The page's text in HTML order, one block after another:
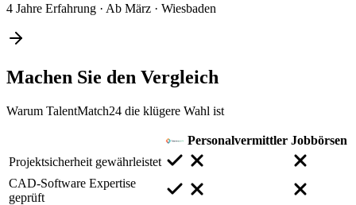
4 Jahre Erfahrung · Ab März · Wiesbaden
Machen Sie den Vergleich
Warum TalentMatch24 die klügere Wahl ist
Personalvermittler Jobbörsen
Projektsicherheit gewährleistet
CAD-Software Expertise
geprüft